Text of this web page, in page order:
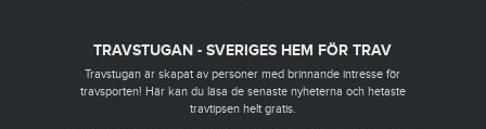
TRAVSTUGAN - SVERIGES HEM FÖR TRAV
Travstugan är skapat av personer med brinnande intresse för
travsporten! Här kan du läsa de senaste nyheterna och hetaste
travtipsen helt gratis.